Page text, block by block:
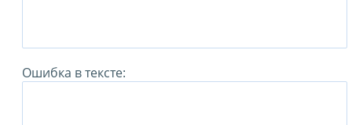
Ошибка в тексте: